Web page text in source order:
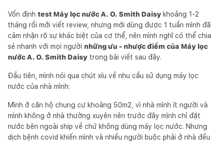
Vốn định test Máy lọc nước A. O. Smith Daisy khoảng 1-2
tháng rồi mới viết review, nhưng mới dùng được 1 tuần mình đã
cảm nhận rõ sự khác biệt của cơ thể, nên mình nghĩ có thể chia
sẻ nhanh với mọi người những ưu - nhược điểm của Máy lọc
nước A. O. Smith Daisy trong bài viết sau đây.
Đầu tiên, mình nói qua chút xíu về nhu cầu sử dụng máy lọc
nước của nhà mình:
Mình ở căn hộ chung cư khoảng 50m2, vì nhà mình ít người và
mình không ở nhà thường xuyên nên trước đây mình chỉ đặt
nước bên ngoài ship về chứ không dùng máy lọc nước. Nhưng
dịch bệnh covid khiến mình và nhiều người buộc phải ở nhà đều